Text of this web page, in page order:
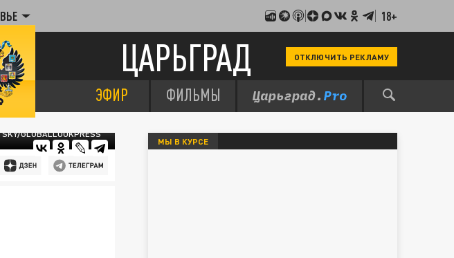
18+
ЦАРЬГРАД ОТКЛЮЧИТЬ РЕКЛАМУ
ЭФИР ФИЛЬМЫ
GLOBALLOOKPRESS
МЫ В КУРСЕ